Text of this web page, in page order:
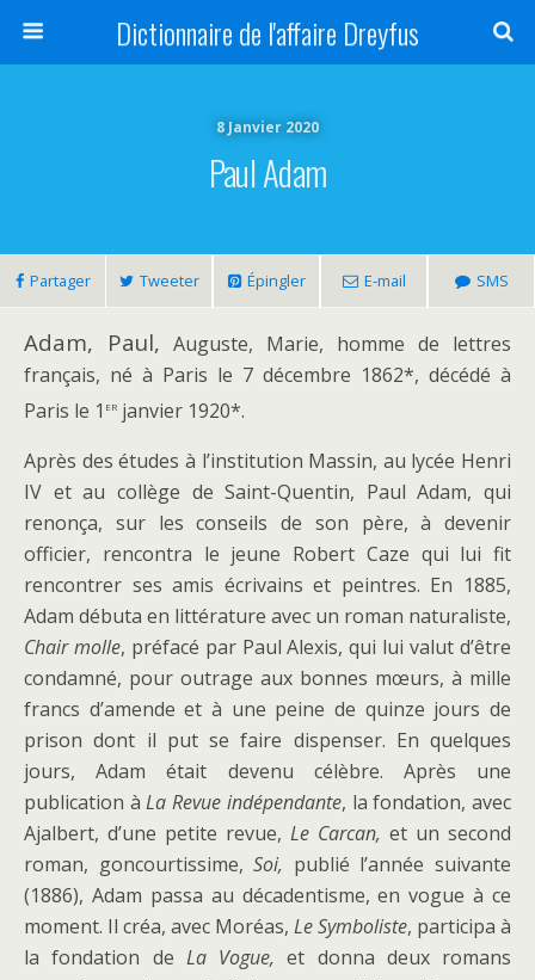
Dictionnaire de l'affaire Dreyfus
8 Janvier 2020
Paul Adam
Partager Tweeter Épingler E-mail SMS
Adam, Paul, Auguste, Marie, homme de lettres
français, né à Paris le 7 décembre 1862*, décédé à
Paris le 1 er janvier 1920*.
Après des études à l’institution Massin, au lycée Henri
IV et au collège de Saint-Quentin, Paul Adam, qui
renonça, sur les conseils de son père, à devenir
officier, rencontra le jeune Robert Caze qui lui fit
rencontrer ses amis écrivains et peintres. En 1885,
Adam débuta en littérature avec un roman naturaliste,
Chair molle, préfacé par Paul Alexis, qui lui valut d’être
condamné, pour outrage aux bonnes mœurs, à mille
francs d’amende et à une peine de quinze jours de
prison dont il put se faire dispenser. En quelques
jours, Adam était devenu célèbre. Après une
publication àLa Revue indépendante, la fondation, avec
Ajalbert, d’une petite revue, Le Carcan, et un second
roman, goncourtissime,Soi, publié l’année suivante
(1886), Adam passa au décadentisme, en vogue à ce
moment. Il créa, avec Moréas, Le Symboliste, participa à
la fondation de La Vogue,et donna deux romans